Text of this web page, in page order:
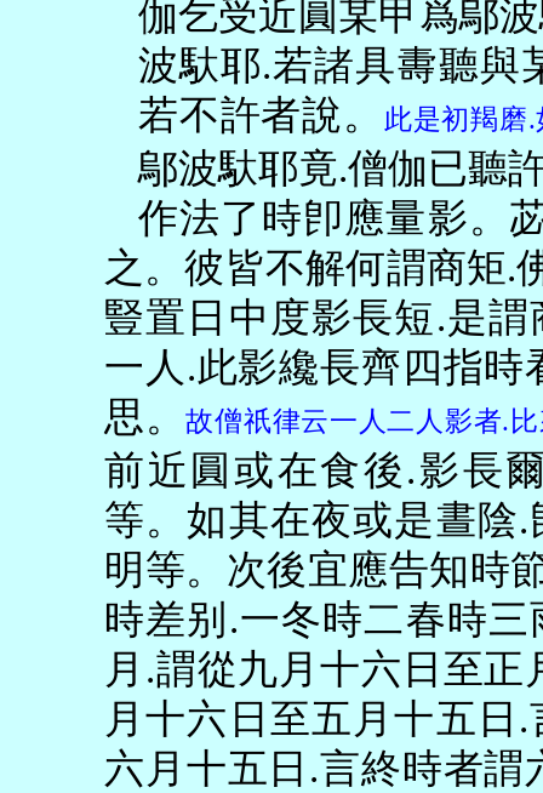
伽乞受近圓某甲爲鄔
波馱耶.若諸具夀聽與
若不許者說。
此是初羯磨.
鄔波馱耶竟.僧伽已聽
作法了時卽應量影。
之。彼皆不解何謂商矩.
豎置日中度影長短.是謂
一人 .此影纔長齊四指時
思。故僧祇律云一人二人影者.
前近圓或在食後.影長
等。如其在夜或是晝陰.
明等。次後宜應告知時
時差别 .一冬時二春時
月 .謂從九月十六日至正
月十六日至五月十五日 .
六月十五日 .言終時者謂